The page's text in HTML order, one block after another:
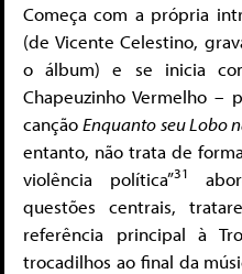
Começa com a própria
(de Vicente Celestino,
o álbum) e se inicia
Chapeuzinho Vermelho –
cançãoEnquanto seu Lobo
entanto, não trata de
violência política”31
questões centrais,
referência principal à
trocadilhos ao final da